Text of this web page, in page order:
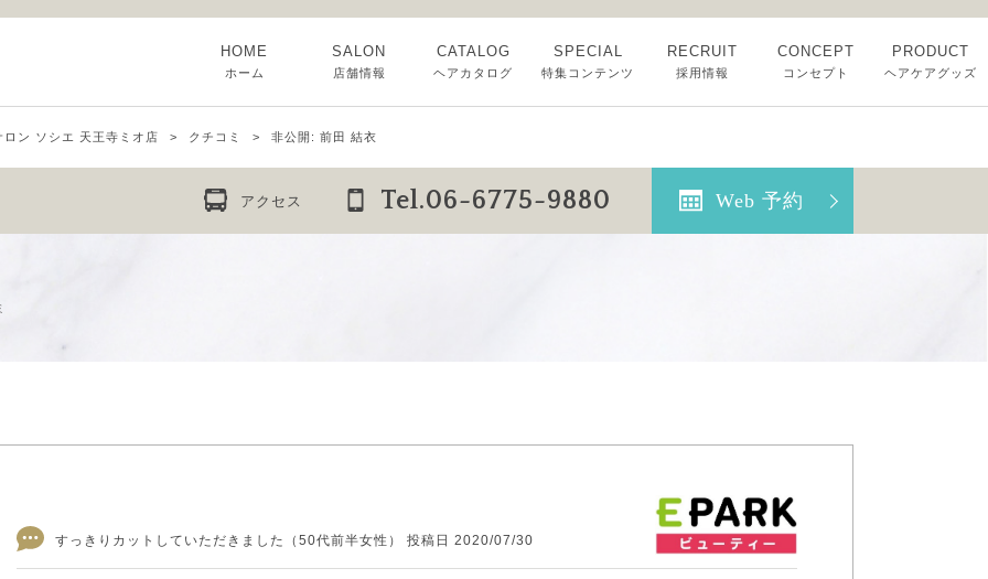
HOME
ホーム
SALON
店舗情報
CATALOG
ヘアカタログ
SPECIAL
特集コンテンツ
RECRUIT
採用情報
CONCEPT
コンセプト
PRODUCT
ヘアケアグッズ
ロン ソシエ 天王寺ミオ店 クチコミ 非公開: 前田 結衣
アクセス Tel.06-6775-9880 Web 予約
すっきりカットしていただきました （50代前半女性） 投稿日 2020/07/30